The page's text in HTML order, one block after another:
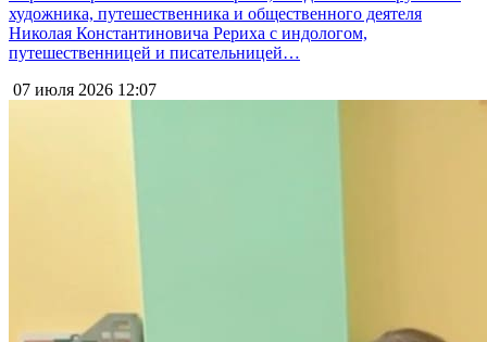
художника, путешественника и общественного деятеля
Николая Константиновича Рериха с индологом,
путешественницей и писательницей…
07 июля 2026 12:07